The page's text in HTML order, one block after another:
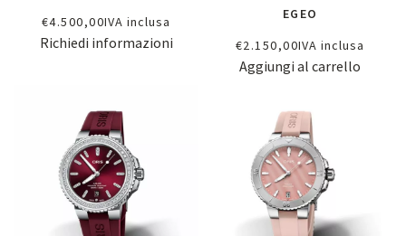
€4.500,00IVA inclusa
Richiedi informazioni
EGEO
€2.150,00IVA inclusa
Aggiungi al carrello